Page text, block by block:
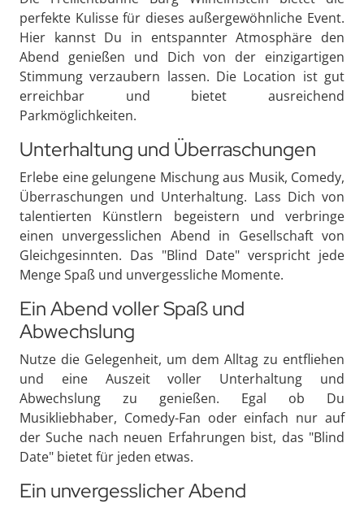
perfekte Kulisse für dieses außergewöhnliche Event.
Hier kannst Du in entspannter Atmosphäre den
Abend genießen und Dich von der einzigartigen
Stimmung verzaubern lassen. Die Location ist gut
erreichbar und bietet ausreichend
Parkmöglichkeiten.
Unterhaltung und Überraschungen
Erlebe eine gelungene Mischung aus Musik, Comedy,
Überraschungen und Unterhaltung. Lass Dich von
talentierten Künstlern begeistern und verbringe
einen unvergesslichen Abend in Gesellschaft von
Gleichgesinnten. Das "Blind Date" verspricht jede
Menge Spaß und unvergessliche Momente.
Ein Abend voller Spaß und
Abwechslung
Nutze die Gelegenheit, um dem Alltag zu entfliehen
und eine Auszeit voller Unterhaltung und
Abwechslung zu genießen. Egal ob Du
Musikliebhaber, Comedy-Fan oder einfach nur auf
der Suche nach neuen Erfahrungen bist, das "Blind
Date" bietet für jeden etwas.
Ein unvergesslicher Abend